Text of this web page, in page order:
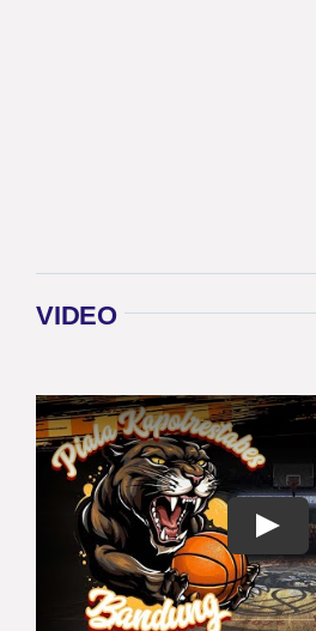
VIDEO
Play